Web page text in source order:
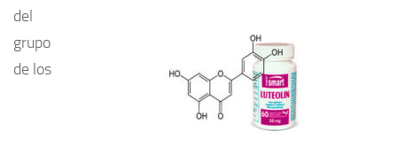
del
grupo
de los